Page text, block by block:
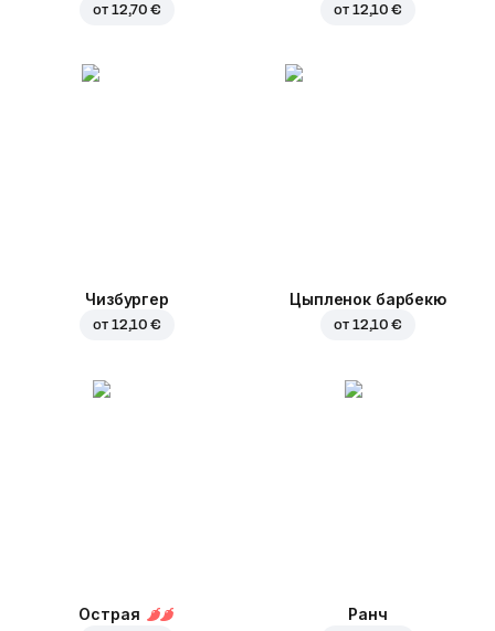
от 12,70 € от 12,10 €
Чизбургер
от 12,10 €
Цыпленок барбекю
от 12,10 €
Острая Ранч